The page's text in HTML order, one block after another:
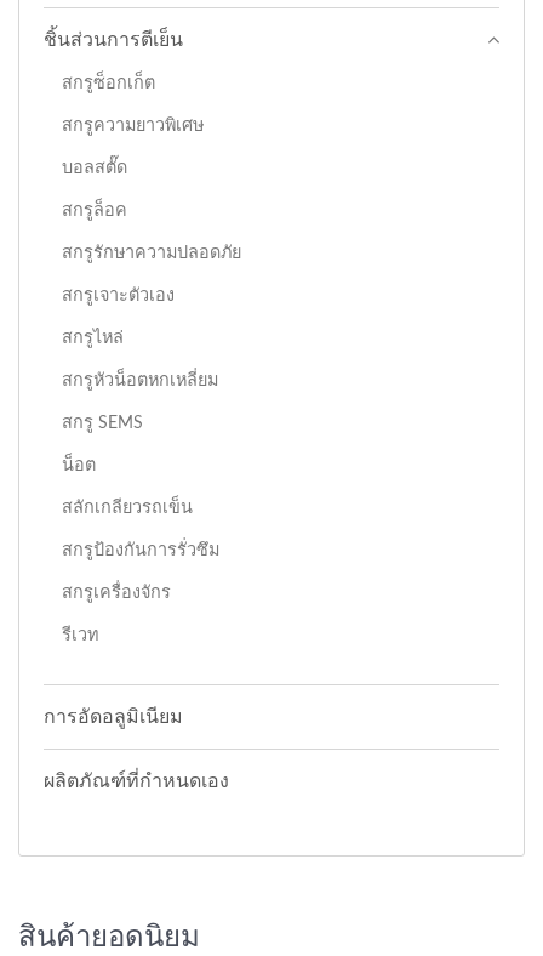
ชิ้นส่วนการตีเย็น
สกรูซ็อกเก็ต
สกรูความยาวพิเศษ
บอลสตั๊ด
สกรูล็อค
สกรูรักษาความปลอดภัย
สกรูเจาะตัวเอง
สกรูไหล่
สกรูหัวน็อตหกเหลี่ยม
สกรู SEMS
น็อต
สลักเกลียวรถเข็น
สกรูป้องกันการรั่วซึม
สกรูเครื่องจักร
รีเวท
การอัดอลูมิเนียม
ผลิตภัณฑ์ที่กำหนดเอง
สินค้ายอดนิยม